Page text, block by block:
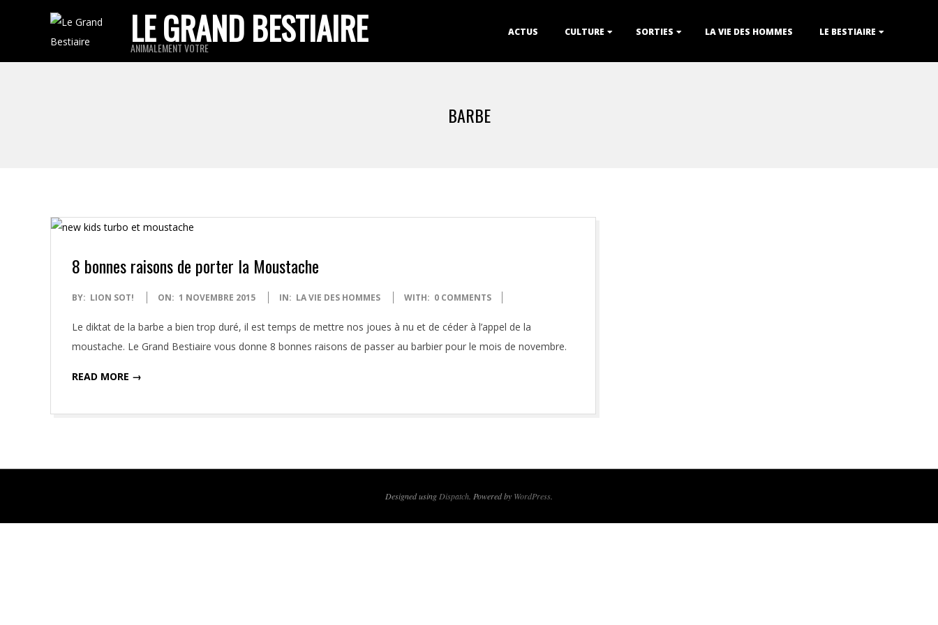
LE GRAND BESTIAIRE
ANIMALEMENT VOTRE
Menu
ACTUS CULTURE SORTIES LA VIE DES HOMMES LE BESTIAIRE
BARBE
8 bonnes raisons de porter la Moustache
2015-
01
BY: LION SOT! ON: 1 NOVEMBRE 2015 IN: LA VIE DES HOMMES WITH: 0 COMMENTS
Le diktat de la barbe a bien trop duré, il est temps de mettre nos joues à nu et de céder à l’appel de la
moustache. Le Grand Bestiaire vous donne 8 bonnes raisons de passer au barbier pour le mois de novembre.
READ MORE →
Designed using Dispatch . Powered by WordPress